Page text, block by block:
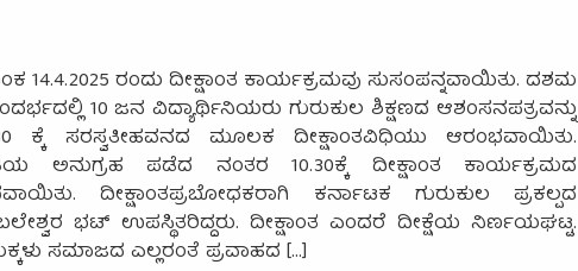
14.4.2025 ರಂದು ದೀಕ್ಷಾಂತ ಕಾರ್ಯಕ್ರಮವು ಸುಸಂಪನ್ನವಾಯಿತು. ದಶಮ
10 ಜನ ವಿದ್ಯಾರ್ಥಿನಿಯರು ಗುರುಕುಲ ಶಿಕ್ಷಣದ ಆಶಂಸನಪತ್ರವನ್ನು
ಕ್ಕೆ ಸರಸ್ವತೀಹವನದ ಮೂಲಕ ದೀಕ್ಷಾಂತವಿಧಿಯು ಆರಂಭವಾಯಿತು.
ಅನುಗ್ರಹ ಪಡೆದ ನಂತರ 10.30ಕ್ಕೆ ದೀಕ್ಷಾಂತ ಕಾರ್ಯಕ್ರಮದ
ದೀಕ್ಷಾಂತಪ್ರಬೋಧಕರಾಗಿ ಕರ್ನಾಟಕ ಗುರುಕುಲ ಪ್ರಕಲ್ಪದ
ಭಟ್ ಉಪಸ್ಥಿತರಿದ್ದರು. ದೀಕ್ಷಾಂತ ಎಂದರೆ ದೀಕ್ಷೆಯ ನಿರ್ಣಯಘಟ್ಟ.
ಸಮಾಜದ ಎಲ್ಲರಂತೆ ಪ್ರವಾಹದ […]